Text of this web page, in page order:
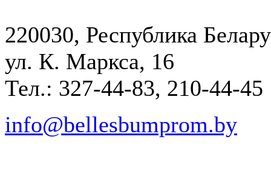
220030, Республика
ул. К. Маркса, 16
Тел.: 327-44-83, 210-44-45
info@bellesbumprom.by